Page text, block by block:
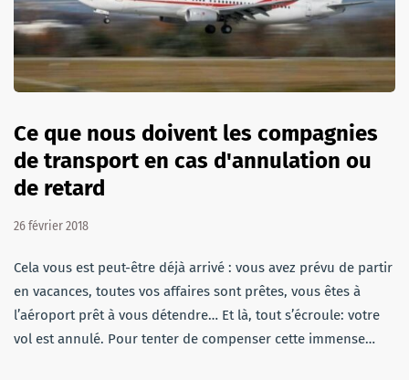
Ce que nous doivent les compagnies
de transport en cas d'annulation ou
de retard
26 février 2018
Cela vous est peut-être déjà arrivé : vous avez prévu de partir
en vacances, toutes vos affaires sont prêtes, vous êtes à
l’aéroport prêt à vous détendre… Et là, tout s’écroule: votre
vol est annulé. Pour tenter de compenser cette immense…